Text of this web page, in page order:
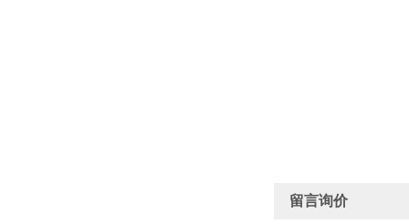
留言询价